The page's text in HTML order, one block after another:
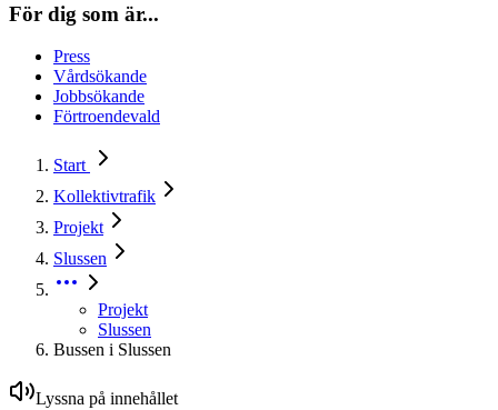
För dig som är...
Press
Vårdsökande
Jobbsökande
Förtroendevald
Start
Kollektivtrafik
Projekt
Slussen
Projekt
Slussen
Bussen i Slussen
Lyssna på innehållet